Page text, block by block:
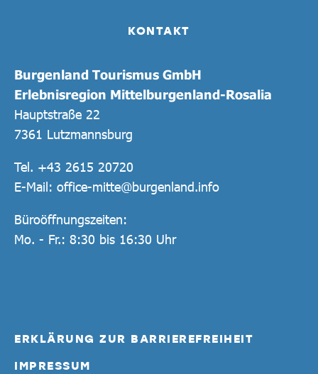
KONTAKT
Burgenland Tourismus GmbH
Erlebnisregion Mittelburgenland-Rosalia
Hauptstraße 22
7361 Lutzmannsburg
Tel. +43 2615 20720
E-Mail: office-mitte@burgenland.info
Büroöffnungszeiten:
Mo. - Fr.: 8:30 bis 16:30 Uhr
ERKLÄRUNG ZUR BARRIEREFREIHEIT
IMPRESSUM